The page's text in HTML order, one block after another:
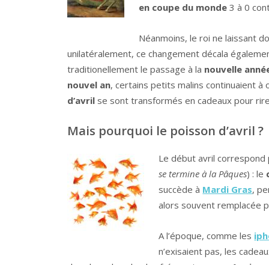
en coupe du monde 3 à 0
Néanmoins, le roi ne laissant
unilatéralement, ce changement décala
traditionellement le passage à la nouvelle
nouvel an, certains petits malins continuaient
d’avril se sont transformés en cadeaux pour
Mais pourquoi le poisson d’avril ?
Le début avril
se termine à la Pâques) : le
succède à Mardi Gras,
alors souvent remplacée
A l’époque, comme les
n’exisaient pas, les